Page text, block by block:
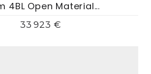
4BL Open Material...
33 923 €